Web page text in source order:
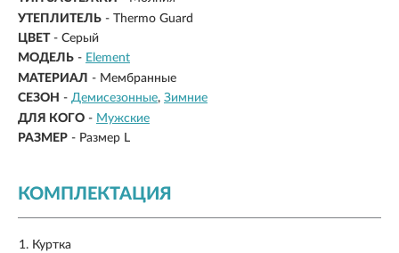
УТЕПЛИТЕЛЬ - Thermo Guard
ЦВЕТ - Серый
МОДЕЛЬ - Element
МАТЕРИАЛ - Мембранные
СЕЗОН - Демисезонные Зимние
ДЛЯ КОГО - Мужские
РАЗМЕР - Размер L
КОМПЛЕКТАЦИЯ
Куртка